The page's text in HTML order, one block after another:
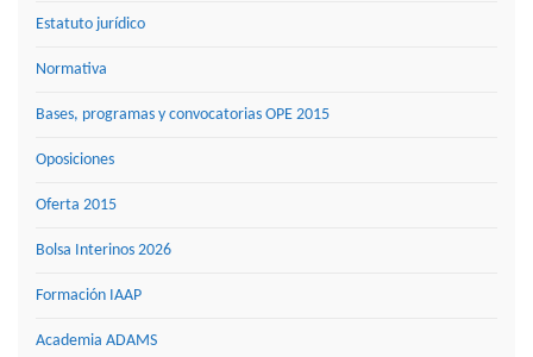
Estatuto jurídico
Normativa
Bases, programas y convocatorias OPE 2015
Oposiciones
Oferta 2015
Bolsa Interinos 2026
Formación IAAP
Academia ADAMS